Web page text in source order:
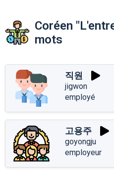
Coréen
mots
직원
jigwon
employé
고용주
goyongju
employeur